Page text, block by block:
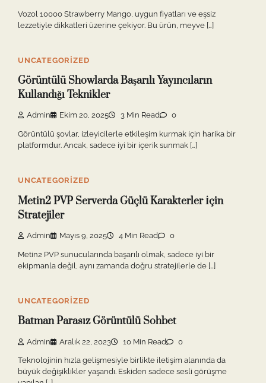
Vozol 10000 Strawberry Mango, uygun fiyatları ve eşsiz
lezzetiyle dikkatleri üzerine çekiyor. Bu ürün, meyve […]
UNCATEGORIZED
Görüntülü Showlarda Başarılı Yayıncıların
Kullandığı Teknikler
Admin Ekim 20, 2025 3 Min Read 0
Görüntülü şovlar, izleyicilerle etkileşim kurmak için harika bir
platformdur. Ancak, sadece iyi bir içerik sunmak […]
UNCATEGORIZED
Metin2 PVP Serverda Güçlü Karakterler İçin
Stratejiler
Admin Mayıs 9, 2025 4 Min Read 0
Metin2 PVP sunucularında başarılı olmak, sadece iyi bir
ekipmanla değil, aynı zamanda doğru stratejilerle de […]
UNCATEGORIZED
Batman Parasız Görüntülü Sohbet
Admin Aralık 22, 2023 10 Min Read 0
Teknolojinin hızla gelişmesiyle birlikte iletişim alanında da
büyük değişiklikler yaşandı. Eskiden sadece sesli görüşme